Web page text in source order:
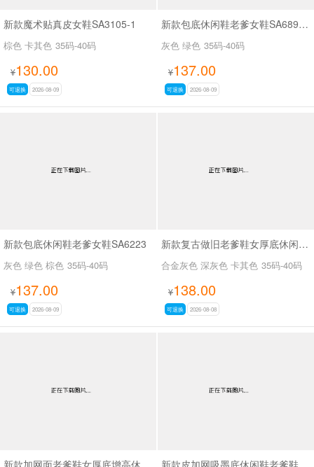
新款魔术贴真皮女鞋SA3105-1
棕色 卡其色 35码-40码
¥130.00
可退换 2026-08-09
新款包底休闲鞋老爹女鞋SA689-13
灰色 绿色 35码-40码
¥137.00
可退换 2026-08-09
新款包底休闲鞋老爹女鞋SA6223
灰色 绿色 棕色 35码-40码
¥137.00
可退换 2026-08-09
新款复古做旧老爹鞋女厚底休闲运动鞋SA2680
合金灰色 深灰色 卡其色 35码-40码
¥138.00
可退换 2026-08-08